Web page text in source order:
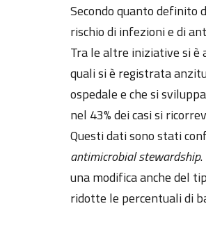
Secondo quanto definito
rischio di infezioni e di
Tra le altre iniziative si è
quali si è registrata
ospedale e che si
nel 43% dei casi si
Questi dati sono stati
antimicrobialstewardship
una modifica anche del
ridotte le percentuali di